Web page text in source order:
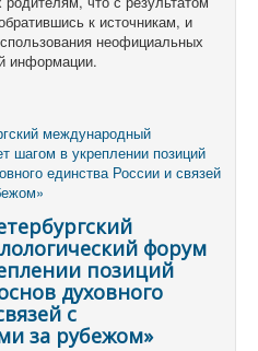
к источникам, и
неофициальных
информации.
форум
позиций
духовного
с
за рубежом»